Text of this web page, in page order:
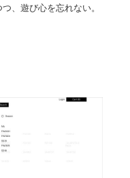
、遊び心を忘れない。